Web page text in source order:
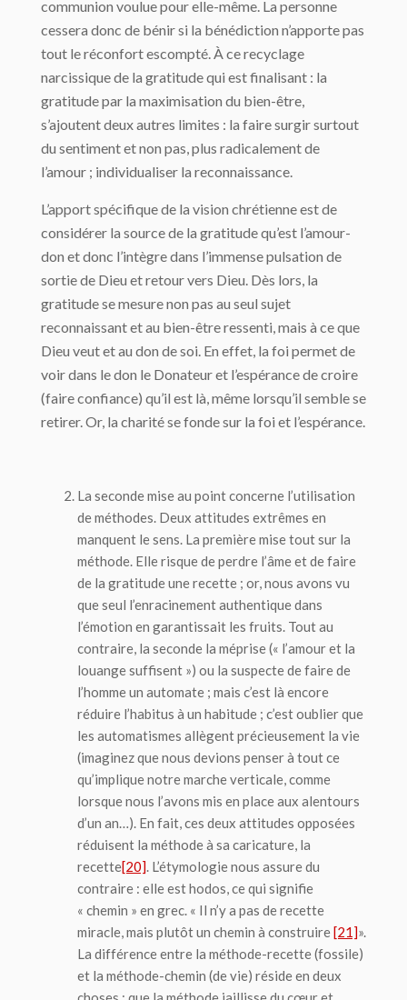
communion voulue pour elle-même. La personne
cessera donc de bénir si la bénédiction n’apporte pas
tout le réconfort escompté. À ce recyclage
narcissique de la gratitude qui est finalisant : la
gratitude par la maximisation du bien-être,
s’ajoutent deux autres limites : la faire surgir surtout
du sentiment et non pas, plus radicalement de
l’amour ; individualiser la reconnaissance.
L’apport spécifique de la vision chrétienne est de
considérer la source de la gratitude qu’est l’amour-
don et donc l’intègre dans l’immense pulsation de
sortie de Dieu et retour vers Dieu. Dès lors, la
gratitude se mesure non pas au seul sujet
reconnaissant et au bien-être ressenti, mais à ce que
Dieu veut et au don de soi. En effet, la foi permet de
voir dans le don le Donateur et l’espérance de croire
(faire confiance) qu’il est là, même lorsqu’il semble se
retirer. Or, la charité se fonde sur la foi et l’espérance.
La seconde mise au point concerne l’utilisation
de méthodes. Deux attitudes extrêmes en
manquent le sens. La première mise tout sur la
méthode. Elle risque de perdre l’âme et de faire
de la gratitude une recette ; or, nous avons vu
que seul l’enracinement authentique dans
l’émotion en garantissait les fruits. Tout au
contraire, la seconde la méprise (« l’amour et la
louange suffisent ») ou la suspecte de faire de
l’homme un automate ; mais c’est là encore
réduire l’habitus à un habitude ; c’est oublier que
les automatismes allègent précieusement la vie
(imaginez que nous devions penser à tout ce
qu’implique notre marche verticale, comme
lorsque nous l’avons mis en place aux alentours
d’un an…). En fait, ces deux attitudes opposées
réduisent la méthode à sa caricature, la
recette[20]. L’étymologie nous assure du
contraire : elle esthodos, ce qui signifie
« chemin » en grec. « Il n’y a pas de recette
miracle, mais plutôt un chemin à construire[21]».
La différence entre la méthode-recette (fossile)
et la méthode-chemin (de vie) réside en deux